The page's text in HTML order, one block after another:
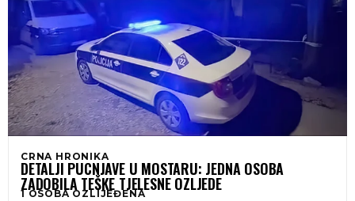
CRNA HRONIKA
DETALJI PUCNJAVE U MOSTARU: JEDNA OSOBA
ZADOBILA TEŠKE TJELESNE OZLJEDE
1 OSOBA OZLIJEĐENA